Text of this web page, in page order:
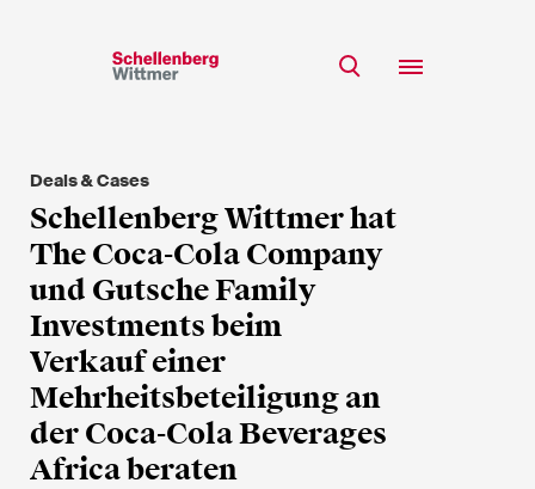
Team
Expertise
Insights
Karriere
CSR
Über uns
Deals & Cases
Schellenberg Wittmer hat
The Coca-Cola Company
und Gutsche Family
Investments beim
Verkauf einer
Mehrheitsbeteiligung an
der Coca-Cola Beverages
Africa beraten
Laufenden!
* Erforderliche Felder
Frau
k.A.
Vorname*